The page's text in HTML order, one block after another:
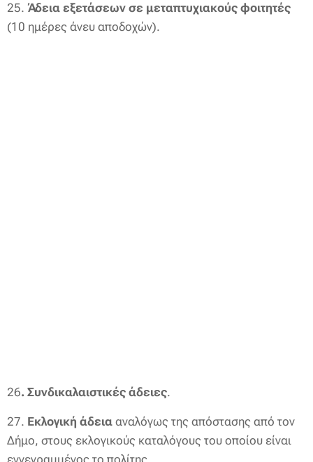
25. Άδεια εξετάσεων σε μεταπτυχιακούς φοιτητές
(10 ημέρες άνευ αποδοχών).
26. Συνδικαλαιστικές άδειες.
27. Εκλογική άδεια αναλόγως της απόστασης από τον
Δήμο, στους εκλογικούς καταλόγους του οποίου είναι
εγγεγραμμένος το πολίτης.